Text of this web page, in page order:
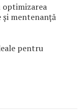
mentenanță
pentru